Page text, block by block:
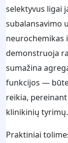
selektyvus ligai
subalansavimo
neurochemikas
demonstruoja
sumažina
funkcijos —
reikia,
klinikinių
Praktiniai